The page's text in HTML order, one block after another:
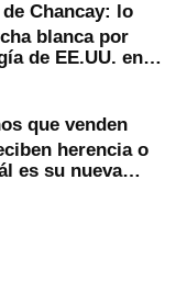
de Chancay: lo
blanca por
de EE.UU. en
que venden
herencia o
es su nueva